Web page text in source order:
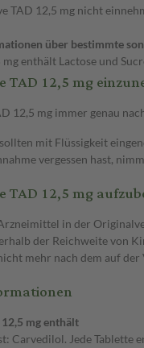
TAD 12,5 mg nicht
über bestimmte
mg enthält Lactose und
TAD 12,5 mg
12,5 mg immer genau
mit Flüssigkeit
vergessen hast,
TAD 12,5 mg
in der
der Reichweite von
mehr nach dem auf
mg enthält
Carvedilol. Jede Tablette